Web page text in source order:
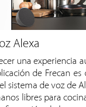
Alexa
una experiencia
de Frecan
sistema de voz de
libres para